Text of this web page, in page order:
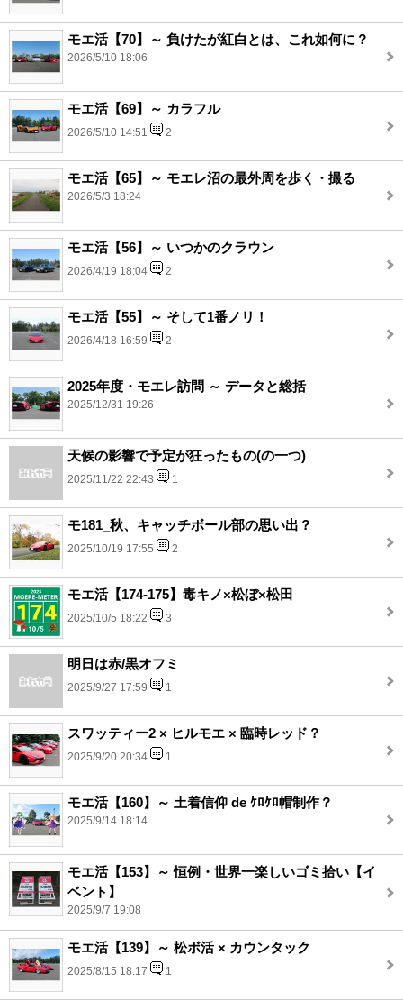
モエ活【70】～ 負けたが紅白とは、これ如何に？
2026/5/10 18:06
モエ活【69】～ カラフル
2026/5/10 14:51 2
モエ活【65】～ モエレ沼の最外周を歩く・撮る
2026/5/3 18:24
モエ活【56】～ いつかのクラウン
2026/4/19 18:04 2
モエ活【55】～ そして1番ノリ！
2026/4/18 16:59 2
2025年度・モエレ訪問 ～ データと総括
2025/12/31 19:26
天候の影響で予定が狂ったもの(の一つ)
2025/11/22 22:43 1
モ181_秋、キャッチボール部の思い出？
2025/10/19 17:55 2
モエ活【174-175】毒キノ×松ぼ×松田
2025/10/5 18:22 3
明日は赤/黒オフミ
2025/9/27 17:59 1
スワッティー2 × ヒルモエ × 臨時レッド？
2025/9/20 20:34 1
モエ活【160】～ 土着信仰 de ｹﾛｹﾛ帽制作？
2025/9/14 18:14
モエ活【153】～ 恒例・世界一楽しいゴミ拾い【イ
ベント】
2025/9/7 19:08
モエ活【139】～ 松ボ活 × カウンタック
2025/8/15 18:17 1